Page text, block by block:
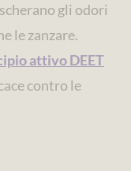
gli odori
le zanzare.
attivo DEET
contro le